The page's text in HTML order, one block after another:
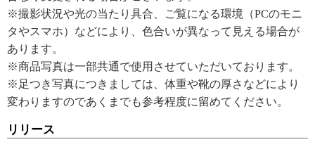
※撮影状況や光の当たり具合、ご覧になる環境（PCのモニ
タやスマホ）などにより、色合いが異なって見える場合が
あります。
※商品写真は一部共通で使用させていただいております。
※足つき写真につきましては、体重や靴の厚さなどにより
変わりますのであくまでも参考程度に留めてください。
リリース